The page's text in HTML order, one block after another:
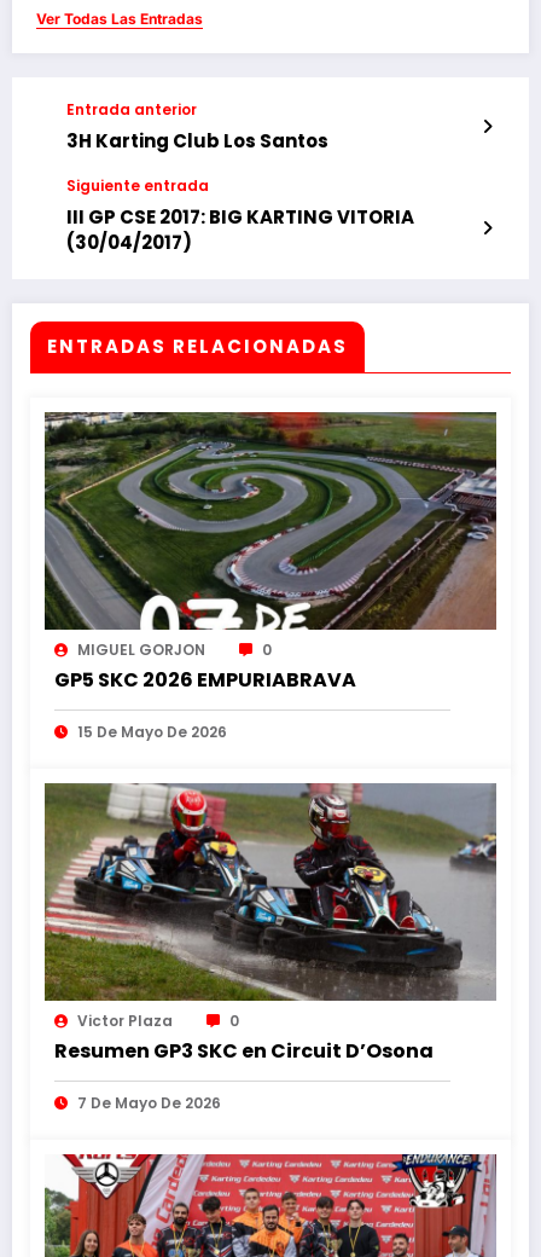
Ver Todas Las Entradas
Entrada anterior
3H Karting Club Los Santos
Siguiente entrada
​III GP CSE 2017: BIG KARTING VITORIA
(30/04/2017)
ENTRADAS RELACIONADAS
MIGUEL GORJON 0
GP5 SKC 2026 EMPURIABRAVA
15 De Mayo De 2026
Victor Plaza 0
Resumen GP3 SKC en Circuit D’Osona
7 De Mayo De 2026